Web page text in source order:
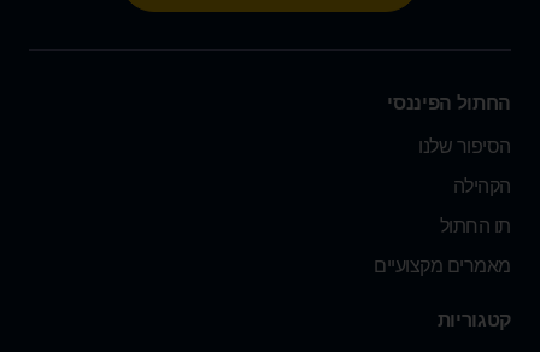
החתול הפיננסי
הסיפור שלנו
הקהילה
תו החתול
מאמרים מקצועיים
קטגוריות